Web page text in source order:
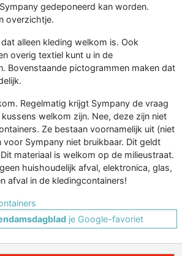
gedeponeerd kan worden.
overzichtje.
alleen kleding welkom is. Ook
overig textiel kunt u in de
Bovenstaande pictogrammen maken dat
Regelmatig krijgt Sympany de vraag
welkom zijn. Nee, deze zijn niet
Ze bestaan voornamelijk uit (niet
voor Sympany niet bruikbaar. Dit geldt
materiaal is welkom op de milieustraat.
huishoudelijk afval, elektronica, glas,
afval in de kledingcontainers!
je Google-favoriet